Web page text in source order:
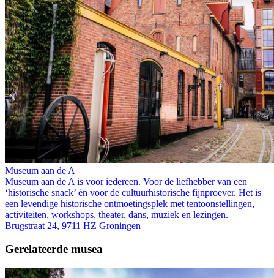
Museum aan de A
Museum aan de A is voor iedereen. Voor de liefhebber van een
‘historische snack’ én voor de cultuurhistorische fijnproever. Het is
een levendige historische ontmoetingsplek met tentoonstellingen,
activiteiten, workshops, theater, dans, muziek en lezingen.
Brugstraat 24, 9711 HZ Groningen
Gerelateerde musea